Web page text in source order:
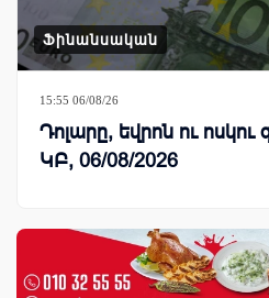
Ֆինանսական
15:55 06/08/26
Դոլարը, եվրոն ու ոսկու
ԿԲ, 06/08/2026